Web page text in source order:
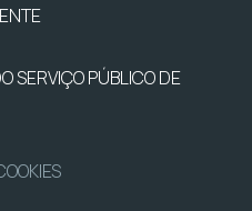
SERVIÇO PÚBLICO DE